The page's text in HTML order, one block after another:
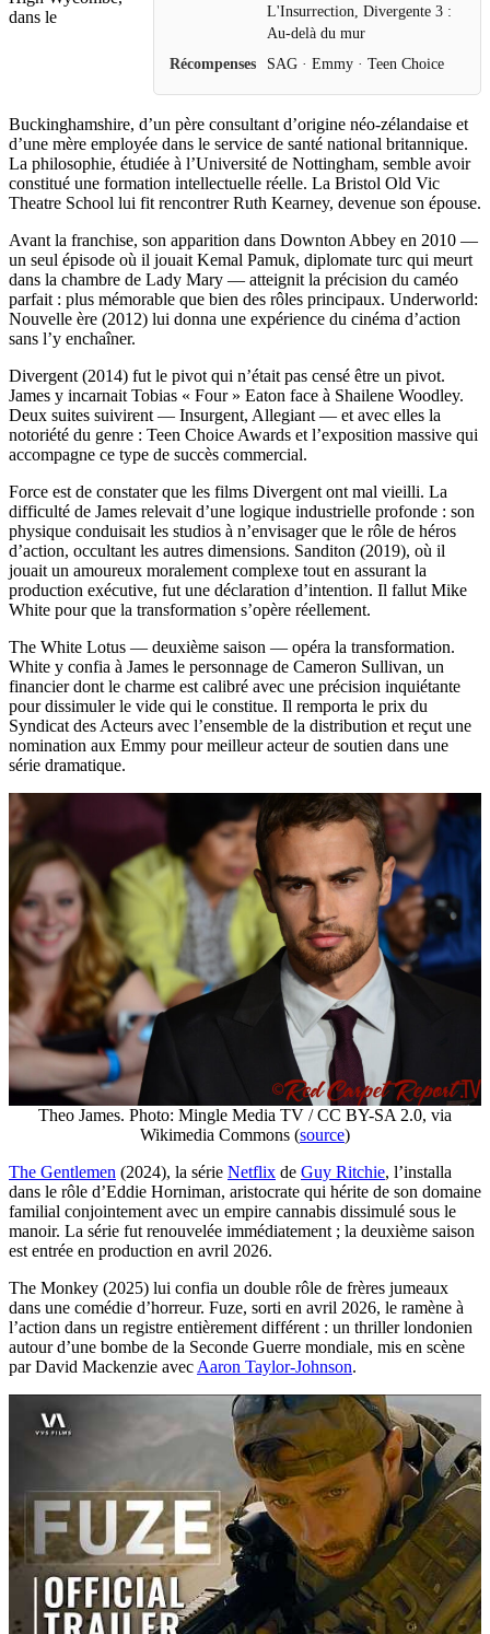
L'Insurrection, Divergente 3 :
Au-delà du mur
Récompenses
SAG · Emmy · Teen Choice
dans le
Buckinghamshire, d’un père consultant d’origine néo-zélandaise et
d’une mère employée dans le service de santé national britannique.
La philosophie, étudiée à l’Université de Nottingham, semble avoir
constitué une formation intellectuelle réelle. La Bristol Old Vic
Theatre School lui fit rencontrer Ruth Kearney, devenue son épouse.
Avant la franchise, son apparition dans Downton Abbey en 2010 —
un seul épisode où il jouait Kemal Pamuk, diplomate turc qui meurt
dans la chambre de Lady Mary — atteignit la précision du caméo
parfait : plus mémorable que bien des rôles principaux. Underworld:
Nouvelle ère (2012) lui donna une expérience du cinéma d’action
sans l’y enchaîner.
Divergent (2014) fut le pivot qui n’était pas censé être un pivot.
James y incarnait Tobias « Four » Eaton face à Shailene Woodley.
Deux suites suivirent — Insurgent, Allegiant — et avec elles la
notoriété du genre : Teen Choice Awards et l’exposition massive qui
accompagne ce type de succès commercial.
Force est de constater que les films Divergent ont mal vieilli. La
difficulté de James relevait d’une logique industrielle profonde : son
physique conduisait les studios à n’envisager que le rôle de héros
d’action, occultant les autres dimensions. Sanditon (2019), où il
jouait un amoureux moralement complexe tout en assurant la
production exécutive, fut une déclaration d’intention. Il fallut Mike
White pour que la transformation s’opère réellement.
The White Lotus — deuxième saison — opéra la transformation.
White y confia à James le personnage de Cameron Sullivan, un
financier dont le charme est calibré avec une précision inquiétante
pour dissimuler le vide qui le constitue. Il remporta le prix du
Syndicat des Acteurs avec l’ensemble de la distribution et reçut une
nomination aux Emmy pour meilleur acteur de soutien dans une
série dramatique.
Theo James. Photo: Mingle Media TV / CC BY-SA 2.0, via
Wikimedia Commons (source)
The Gentlemen (2024), la série Netflix de Guy Ritchie, l’installa
dans le rôle d’Eddie Horniman, aristocrate qui hérite de son domaine
familial conjointement avec un empire cannabis dissimulé sous le
manoir. La série fut renouvelée immédiatement ; la deuxième saison
est entrée en production en avril 2026.
The Monkey (2025) lui confia un double rôle de frères jumeaux
dans une comédie d’horreur. Fuze, sorti en avril 2026, le ramène à
l’action dans un registre entièrement différent : un thriller londonien
autour d’une bombe de la Seconde Guerre mondiale, mis en scène
par David Mackenzie avec Aaron Taylor-Johnson.